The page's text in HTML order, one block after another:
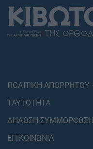
ΠΟΛΙΤΙΚΗ ΑΠΟΡΡΗΤΟΥ
ΤΑΥΤΟΤΗΤΑ
ΔΗΛΩΣΗ
ΕΠΙΚΟΙΝΩΝΙΑ